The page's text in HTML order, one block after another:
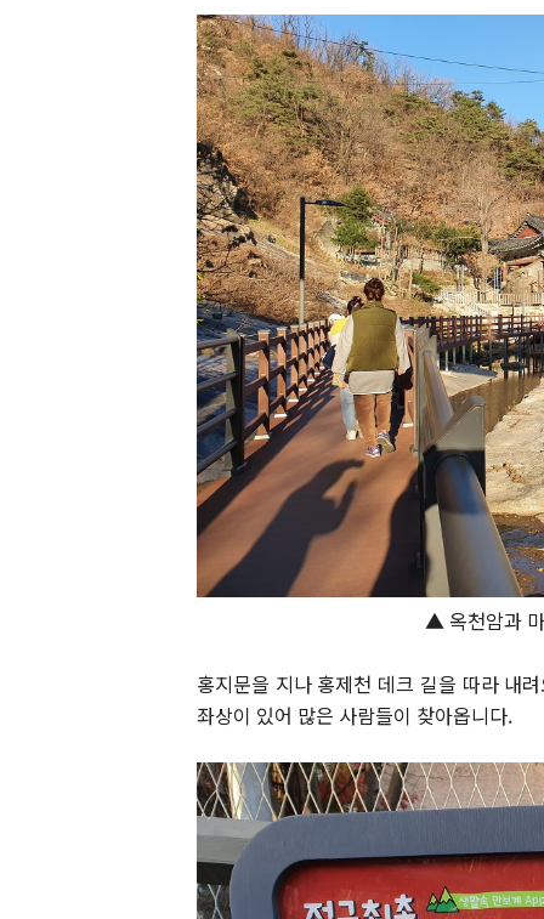
▲ 옥천암과
홍지문을 지나 홍제천 데크 길을 따라 내
좌상이 있어 많은 사람들이 찾아옵니다.